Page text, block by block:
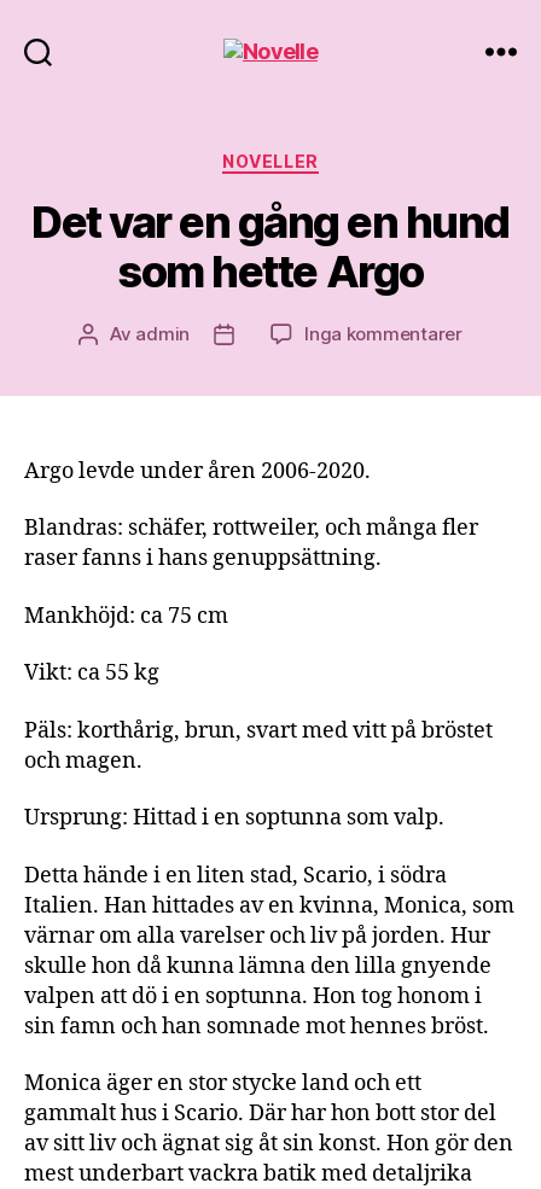
Kategorier
NOVELLER
Det var en gång en hund
som hette Argo
Inläggsförfattare
Av admin InläggsdatumInga kommentarertill
som
Argo levde under åren 2006-2020.
Blandras: schäfer, rottweiler, och många fler
raser fanns i hans genuppsättning.
Mankhöjd: ca 75 cm
Vikt: ca 55 kg
Päls: korthårig, brun, svart med vitt på bröstet
och magen.
Ursprung: Hittad i en soptunna som valp.
Detta hände i en liten stad, Scario, i södra
Italien. Han hittades av en kvinna, Monica, som
värnar om alla varelser och liv på jorden. Hur
skulle hon då kunna lämna den lilla gnyende
valpen att dö i en soptunna. Hon tog honom i
sin famn och han somnade mot hennes bröst.
Monica äger en stor stycke land och ett
gammalt hus i Scario. Där har hon bott stor del
av sitt liv och ägnat sig åt sin konst. Hon gör den
mest underbart vackra batik med detaljrika